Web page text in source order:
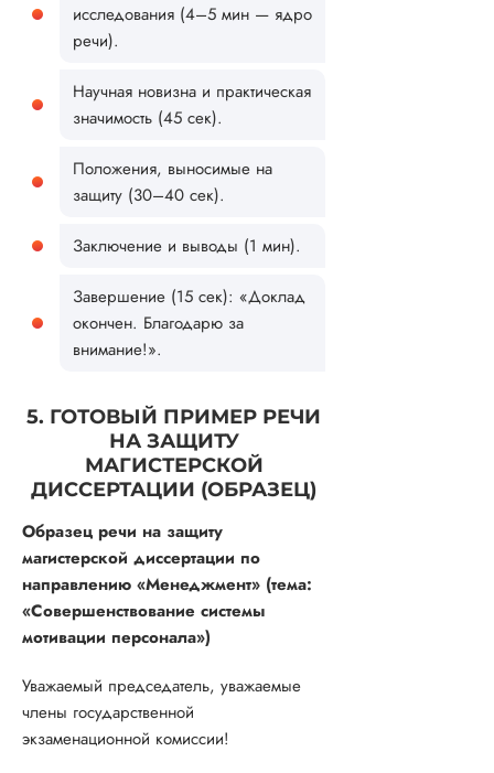
исследования (4–5 мин — ядро
речи).
Научная новизна и практическая
значимость (45 сек).
Положения, выносимые на
защиту (30–40 сек).
Заключение и выводы (1 мин).
Завершение (15 сек): «Доклад
окончен. Благодарю за
внимание!».
5. ГОТОВЫЙ ПРИМЕР РЕЧИ
НА ЗАЩИТУ
МАГИСТЕРСКОЙ
ДИССЕРТАЦИИ (ОБРАЗЕЦ)
Образец речи на защиту
магистерской диссертации по
направлению «Менеджмент» (тема:
«Совершенствование системы
мотивации персонала»)
Уважаемый председатель, уважаемые
члены государственной
экзаменационной комиссии!